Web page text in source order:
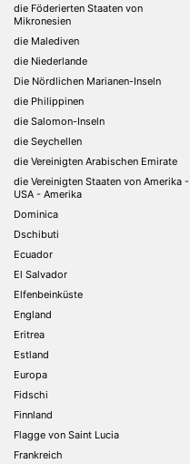
die Föderierten Staaten von
Mikronesien
die Malediven
die Niederlande
Die Nördlichen Marianen-Inseln
die Philippinen
die Salomon-Inseln
die Seychellen
die Vereinigten Arabischen Emirate
die Vereinigten Staaten von Amerika -
USA - Amerika
Dominica
Dschibuti
Ecuador
El Salvador
Elfenbeinküste
England
Eritrea
Estland
Europa
Fidschi
Finnland
Flagge von Saint Lucia
Frankreich